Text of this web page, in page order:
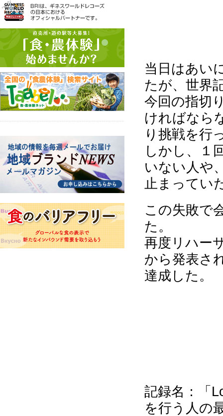
当日はあい
たが、世界
今回の指切
ければなら
り挑戦を行
しかし、１
いない人や
止まってい
この失敗で
た。
再度リハー
から発表さ
達成した。
記録名：「
を行う人の